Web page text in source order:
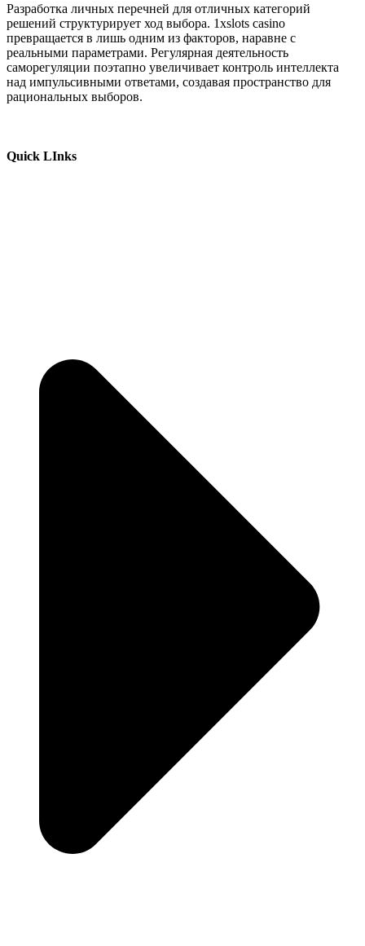
Разработка личных перечней для отличных категорий
решений структурирует ход выбора. 1xslots casino
превращается в лишь одним из факторов, наравне с
реальными параметрами. Регулярная деятельность
саморегуляции поэтапно увеличивает контроль интеллекта
над импульсивными ответами, создавая пространство для
рациональных выборов.
Quick LInks